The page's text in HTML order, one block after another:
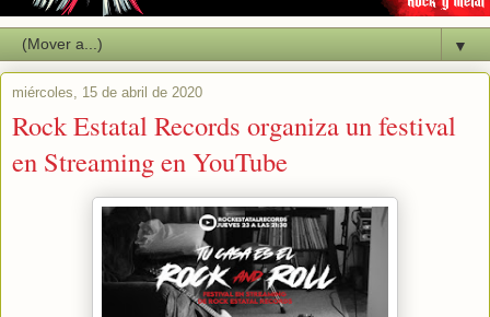
▼
miércoles, 15 de abril de 2020
Rock Estatal Records organiza un festival
en Streaming en YouTube